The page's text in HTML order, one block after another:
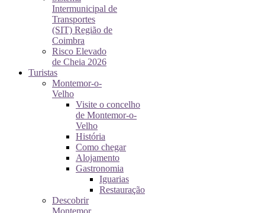
Intermunicipal de
Transportes
(SIT) Região de
Coimbra
Risco Elevado
de Cheia 2026
Turistas
Montemor-o-
Velho
Visite o concelho
de Montemor-o-
Velho
História
Como chegar
Alojamento
Gastronomia
Iguarias
Restauração
Descobrir
Montemor